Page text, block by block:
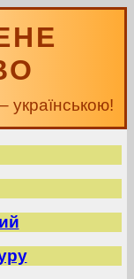
українською!